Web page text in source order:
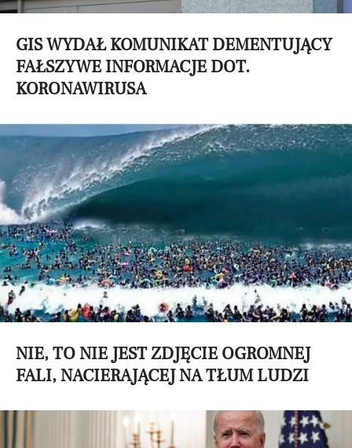
GIS WYDAŁ KOMUNIKAT DEMENTUJĄCY
FAŁSZYWE INFORMACJE DOT.
KORONAWIRUSA
NIE, TO NIE JEST ZDJĘCIE OGROMNEJ
FALI, NACIERAJĄCEJ NA TŁUM LUDZI